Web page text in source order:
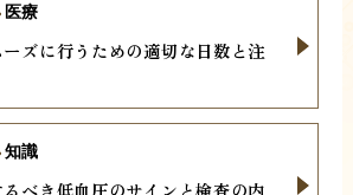
ズに行うための適切な日数と注
医療
べき低血圧のサインと検査の内
知識